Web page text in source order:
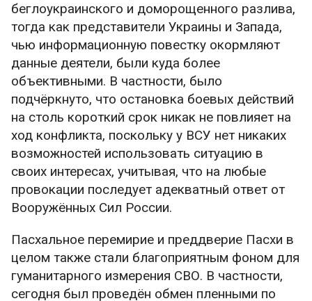
Подобно тому, как опозорился Лорат,
перерезав горло Адреоне и думая, что
убивает Мефисто, после чего злодей
воскресил королеву амазонок, лишь укрепив
свою репутацию в глазах толпы, а того, кто
пришёл спасти человечество, выставив на
посмешище. Именно такого позора от нас и
хотят западники, но поскольку Россия не даёт
им такого повода, приходится
довольствоваться постановками вроде Бучи.
Потому что формула Русской Победы — как
той, что куётся сейчас — звучит так: героизм
фронта + солидарность тыла + оперативность
спецслужб + хитрость дипломатии. Именно
беглоукраинского и доморощенного разлива,
тогда как представители Украины и Запада,
чью информационную повестку окормляют
данные деятели, были куда более
объективными. В частности, было
подчёркнуто, что остановка боевых действий
на столь короткий срок никак не повлияет на
ход конфликта, поскольку у ВСУ нет никаких
возможностей использовать ситуацию в
своих интересах, учитывая, что на любые
провокации последует адекватный ответ от
Вооружённых Сил России.
Пасхальное перемирие и преддверие Пасхи в
целом также стали благоприятным фоном для
гуманитарного измерения СВО. В частности,
сегодня был проведён обмен пленными по